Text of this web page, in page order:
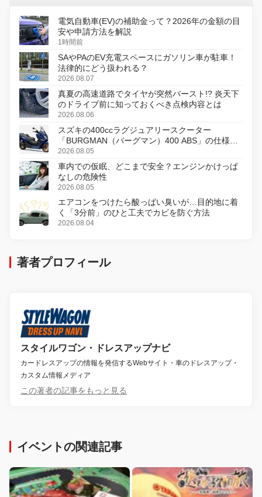
電気自動車(EV)の補助金って？2026年の金額の目
安や申請方法を解説
1時間前
SAやPAのEV充電スペースにガソリン車が駐車！
法律的にどう扱われる？
2026.08.07
真夏の高速道路でタイヤが突然バースト!? 炎天下
のドライブ前に知っておくべき点検内容とは
2026.08.06
スズキの400ccラグジュアリースクーター
「BURGMAN（バーグマン）400 ABS」の仕様を
変更し、8月18日に発売
2026.08.05
車内での仮眠、どこまで安全？エンジンかけっぱ
なしの危険性
2026.08.05
エアコンをつけたら酸っぱい臭いが…目的地に着
く「3分前」のひと工夫でカビを防ぐ方法
2026.08.04
著者プロフィール
スタイルワゴン・ドレスアップナビ
カードレスアップの情報を発信するWebサイト・車のドレスアップ・
カスタム情報メディア
この著者の記事をもっと見る
イベントの関連記事